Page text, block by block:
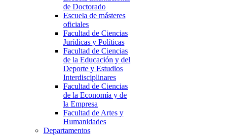
de Doctorado
Escuela de másteres
oficiales
Facultad de Ciencias
Jurídicas y Políticas
Facultad de Ciencias
de la Educación y del
Deporte y Estudios
Interdisciplinares
Facultad de Ciencias
de la Economía y de
la Empresa
Facultad de Artes y
Humanidades
Departamentos